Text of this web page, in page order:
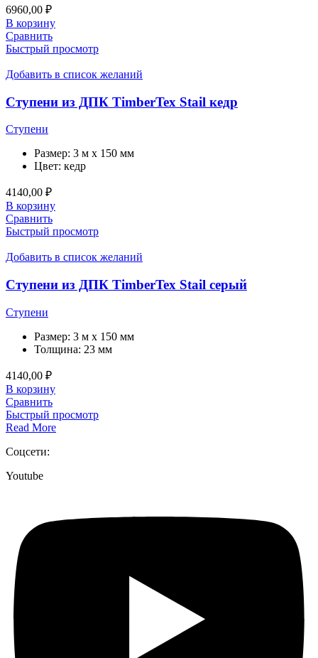
6960,00 ₽
В корзину
Сравнить
Быстрый просмотр
Добавить в список желаний
Ступени из ДПК TimberTex Stail кедр
Ступени
Размер: 3 м x 150 мм
Цвет: кедр
4140,00 ₽
В корзину
Сравнить
Быстрый просмотр
Добавить в список желаний
Ступени из ДПК TimberTex Stail серый
Ступени
Размер: 3 м x 150 мм
Толщина: 23 мм
4140,00 ₽
В корзину
Сравнить
Быстрый просмотр
Read More
Соцсети:
Youtube